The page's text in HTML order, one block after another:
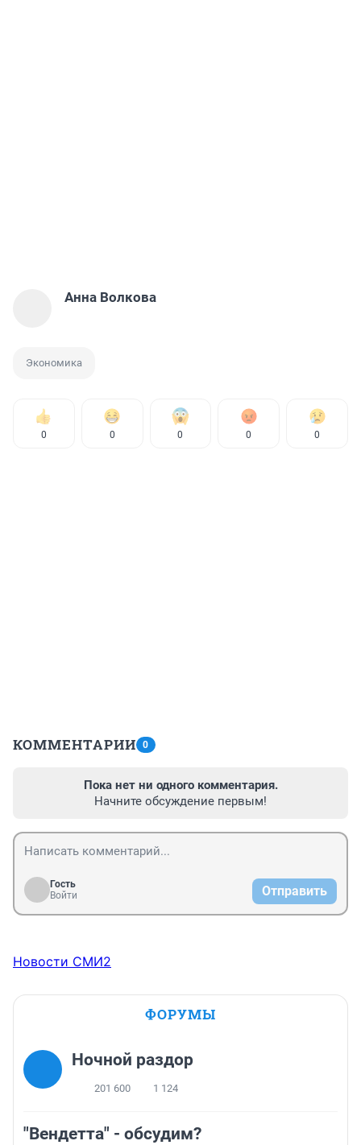
Анна Волкова
Экономика
0 0 0 0 0
КОММЕНТАРИИ 0
Пока нет ни одного комментария.
Начните обсуждение первым!
Гость
Войти
Отправить
Новости СМИ2
ФОРУМЫ
Ночной раздор
201 600 1 124
"Вендетта" - обсудим?